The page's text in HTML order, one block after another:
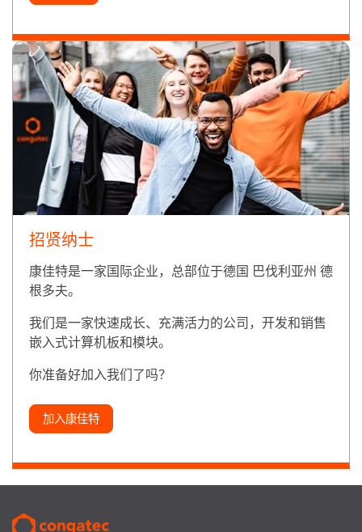
招贤纳士
康佳特是一家国际企业，总部位于德国 巴伐利亚州 德
根多夫。
我们是一家快速成长、充满活力的公司，开发和销售
嵌入式计算机板和模块。
你准备好加入我们了吗？
加入康佳特